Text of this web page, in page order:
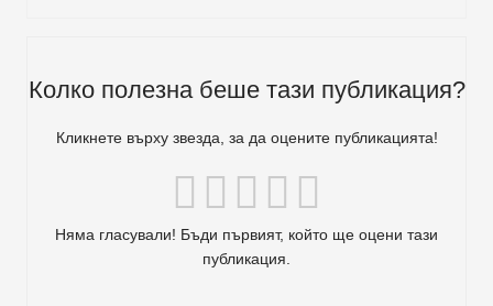
Колко полезна беше тази публикация?
Кликнете върху звезда, за да оцените публикацията!
Няма гласували! Бъди първият, който ще оцени тази
публикация.